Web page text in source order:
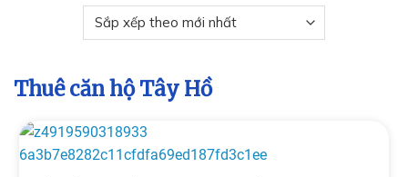
Thuê căn hộ Tây Hồ